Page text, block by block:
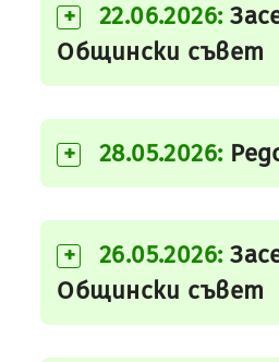
+ 22.06.2026:
Общински съвет
+ 28.05.2026:
+ 26.05.2026:
Общински съвет